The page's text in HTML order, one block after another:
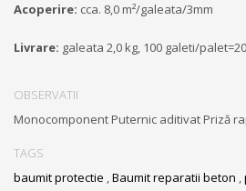
Acoperire: cca. 8,0 m²/galeata/3mm
Livrare: galeata 2,0 kg, 100 galeti/
OBSERVATII
Monocomponent Puternic aditivat Priză
TAGS
baumit protectie ,Baumit reparatii beton ,